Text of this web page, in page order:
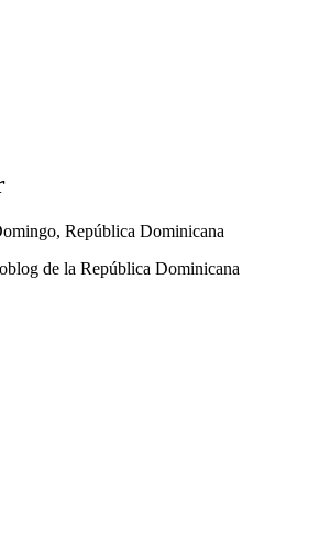
República Dominicana
de la República Dominicana